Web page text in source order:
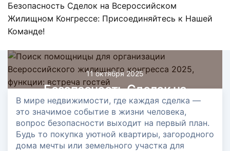
Безопасность Сделок на Всероссийском
Жилищном Конгрессе: Присоединяйтесь к Нашей
Команде!
11 октября 2025
Безопасность Сделок на
Всероссийском Жилищном
Конгрессе: Присоединяйтесь к
Нашей Команде!
В мире недвижимости, где каждая сделка —
это значимое событие в жизни человека,
вопрос безопасности выходит на первый план.
Будь то покупка уютной квартиры, загородного
дома мечты или земельного участка для